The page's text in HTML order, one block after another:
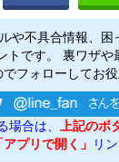
や不具合情報、
トです。 裏ワザ
フォローしてお役
合は、
上記の
アプリで開く」 リ